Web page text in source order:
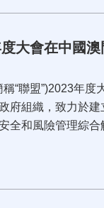
大會在中國
“聯盟”)2023年度
府組織，致力於
全和風險管理綜合